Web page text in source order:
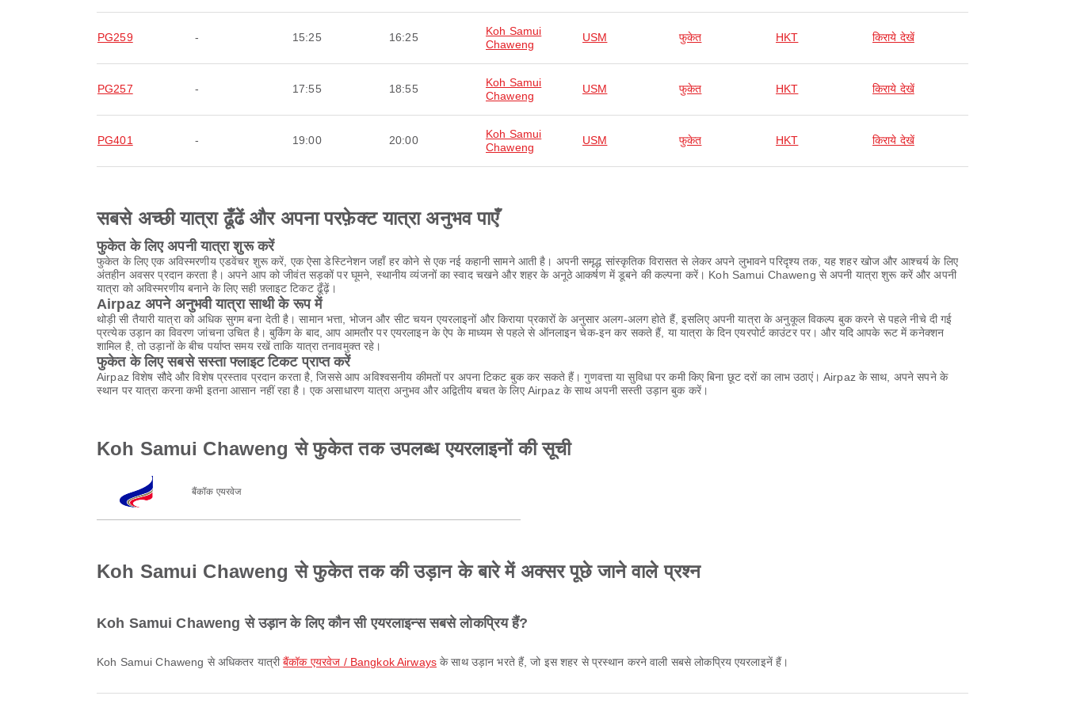
PG259 - 15:25 16:25
Koh Samui
Chaweng
USM फुकेत HKT किराये देखें
PG257 - 17:55 18:55
Koh Samui
Chaweng
USM फुकेत HKT किराये देखें
PG401 - 19:00 20:00
Koh Samui
Chaweng
USM फुकेत HKT किराये देखें
सबसे अच्छी यात्रा ढूँढें और अपना परफ़ेक्ट यात्रा अनुभव पाएँ
फुकेत के लिए अपनी यात्रा शुरू करें
फुकेत के लिए एक अविस्मरणीय एडवेंचर शुरू करें, एक ऐसा डेस्टिनेशन जहाँ हर कोने से एक नई कहानी सामने आती है। अपनी समृद्ध सांस्कृतिक विरासत से लेकर अपने लुभावने परिदृश्य तक, यह शहर खोज और आश्चर्य के लिए
अंतहीन अवसर प्रदान करता है। अपने आप को जीवंत सड़कों पर घूमने, स्थानीय व्यंजनों का स्वाद चखने और शहर के अनूठे आकर्षण में डूबने की कल्पना करें। Koh Samui Chaweng से अपनी यात्रा शुरू करें और अपनी
यात्रा को अविस्मरणीय बनाने के लिए सही फ़्लाइट टिकट ढूँढ़ें।
Airpaz अपने अनुभवी यात्रा साथी के रूप में
थोड़ी सी तैयारी यात्रा को अधिक सुगम बना देती है। सामान भत्ता, भोजन और सीट चयन एयरलाइनों और किराया प्रकारों के अनुसार अलग-अलग होते हैं, इसलिए अपनी यात्रा के अनुकूल विकल्प बुक करने से पहले नीचे दी गई
प्रत्येक उड़ान का विवरण जांचना उचित है। बुकिंग के बाद, आप आमतौर पर एयरलाइन के ऐप के माध्यम से पहले से ऑनलाइन चेक-इन कर सकते हैं, या यात्रा के दिन एयरपोर्ट काउंटर पर। और यदि आपके रूट में कनेक्शन
शामिल है, तो उड़ानों के बीच पर्याप्त समय रखें ताकि यात्रा तनावमुक्त रहे।
फुकेत के लिए सबसे सस्ता फ्लाइट टिकट प्राप्त करें
Airpaz विशेष सौदे और विशेष प्रस्ताव प्रदान करता है, जिससे आप अविश्वसनीय कीमतों पर अपना टिकट बुक कर सकते हैं। गुणवत्ता या सुविधा पर कमी किए बिना छूट दरों का लाभ उठाएं। Airpaz के साथ, अपने सपने के
स्थान पर यात्रा करना कभी इतना आसान नहीं रहा है। एक असाधारण यात्रा अनुभव और अद्वितीय बचत के लिए Airpaz के साथ अपनी सस्ती उड़ान बुक करें।
Koh Samui Chaweng से फुकेत तक उपलब्ध एयरलाइनों की सूची
बैंकॉक एयरवेज
Koh Samui Chaweng से फुकेत तक की उड़ान के बारे में अक्सर पूछे जाने वाले प्रश्न
Koh Samui Chaweng से उड़ान के लिए कौन सी एयरलाइन्स सबसे लोकप्रिय हैं?
Koh Samui Chaweng से अधिकतर यात्रीबैंकॉक एयरवेज / Bangkok Airwaysके साथ उड़ान भरते हैं, जो इस शहर से प्रस्थान करने वाली सबसे लोकप्रिय एयरलाइनें हैं।